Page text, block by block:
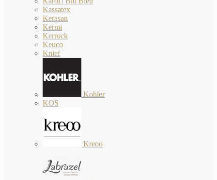
Kassatex
Kerasan
Kermi
Kerrock
Keuco
Knief
Kohler
KOS
Kreoo